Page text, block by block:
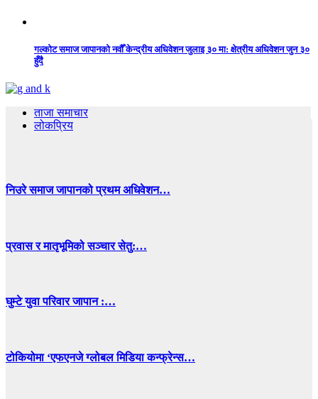
गल्कोट समाज जापानको नवौँ केन्द्रीय अधिवेशन जुलाइ ३० मा: क्षेत्रीय अधिवेशन जुन ३०
हुँदै
ताजा समाचार
लोकप्रिय
निउरे समाज जापानको प्रथम अधिवेशन…
प्रवास र मातृभूमिको सञ्चार सेतु:…
घुम्टे युवा परिवार जापान :…
टोकियोमा ‘एफएनजे ग्लोबल मिडिया कन्फ्रेन्स…